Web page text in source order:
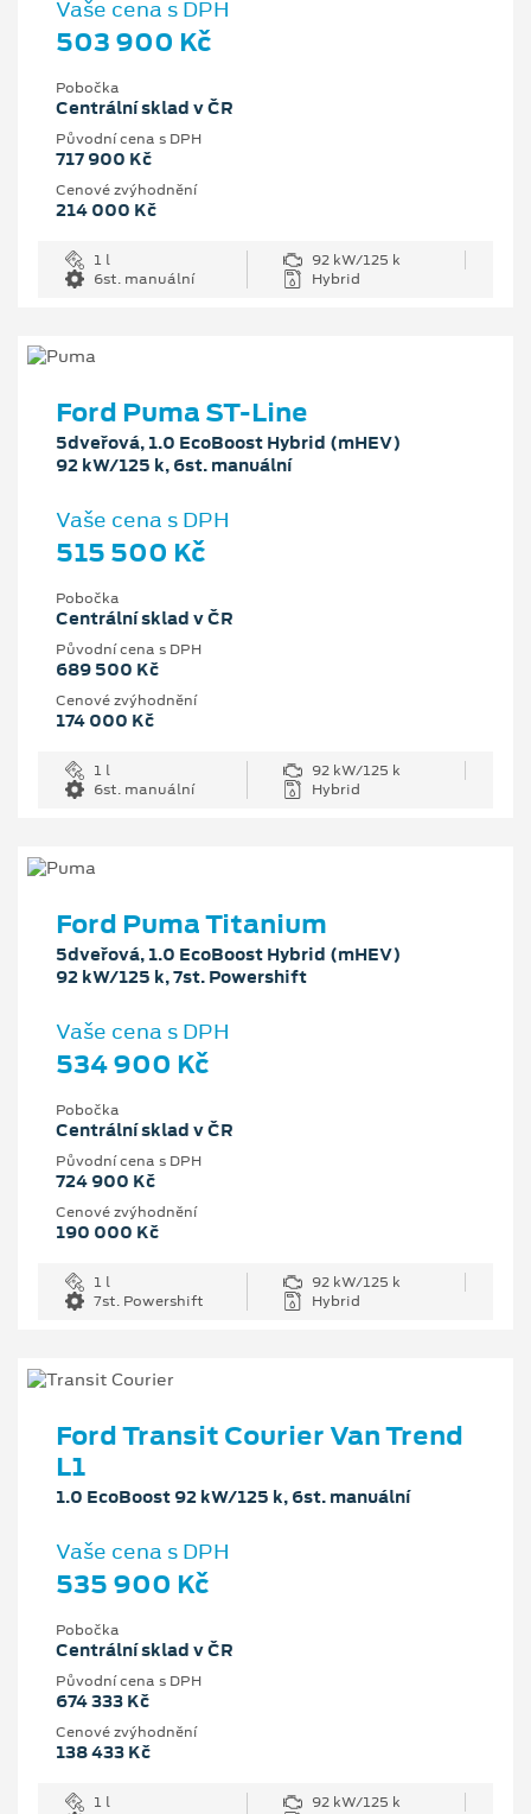
Vaše cena s DPH
503 900 Kč
Pobočka
Centrální sklad v ČR
Původní cena s DPH
717 900 Kč
Cenové zvýhodnění
214 000 Kč
1 l
92 kW/125 k
6st. manuální
Hybrid
Ford Puma ST-Line
5dveřová, 1.0 EcoBoost Hybrid (mHEV)
92 kW/125 k, 6st. manuální
Vaše cena s DPH
515 500 Kč
Pobočka
Centrální sklad v ČR
Původní cena s DPH
689 500 Kč
Cenové zvýhodnění
174 000 Kč
1 l
92 kW/125 k
6st. manuální
Hybrid
Ford Puma Titanium
5dveřová, 1.0 EcoBoost Hybrid (mHEV)
92 kW/125 k, 7st. Powershift
Vaše cena s DPH
534 900 Kč
Pobočka
Centrální sklad v ČR
Původní cena s DPH
724 900 Kč
Cenové zvýhodnění
190 000 Kč
1 l
92 kW/125 k
7st. Powershift
Hybrid
Ford Transit Courier Van Trend
L1
1.0 EcoBoost 92 kW/125 k, 6st. manuální
Vaše cena s DPH
535 900 Kč
Pobočka
Centrální sklad v ČR
Původní cena s DPH
674 333 Kč
Cenové zvýhodnění
138 433 Kč
1 l
92 kW/125 k